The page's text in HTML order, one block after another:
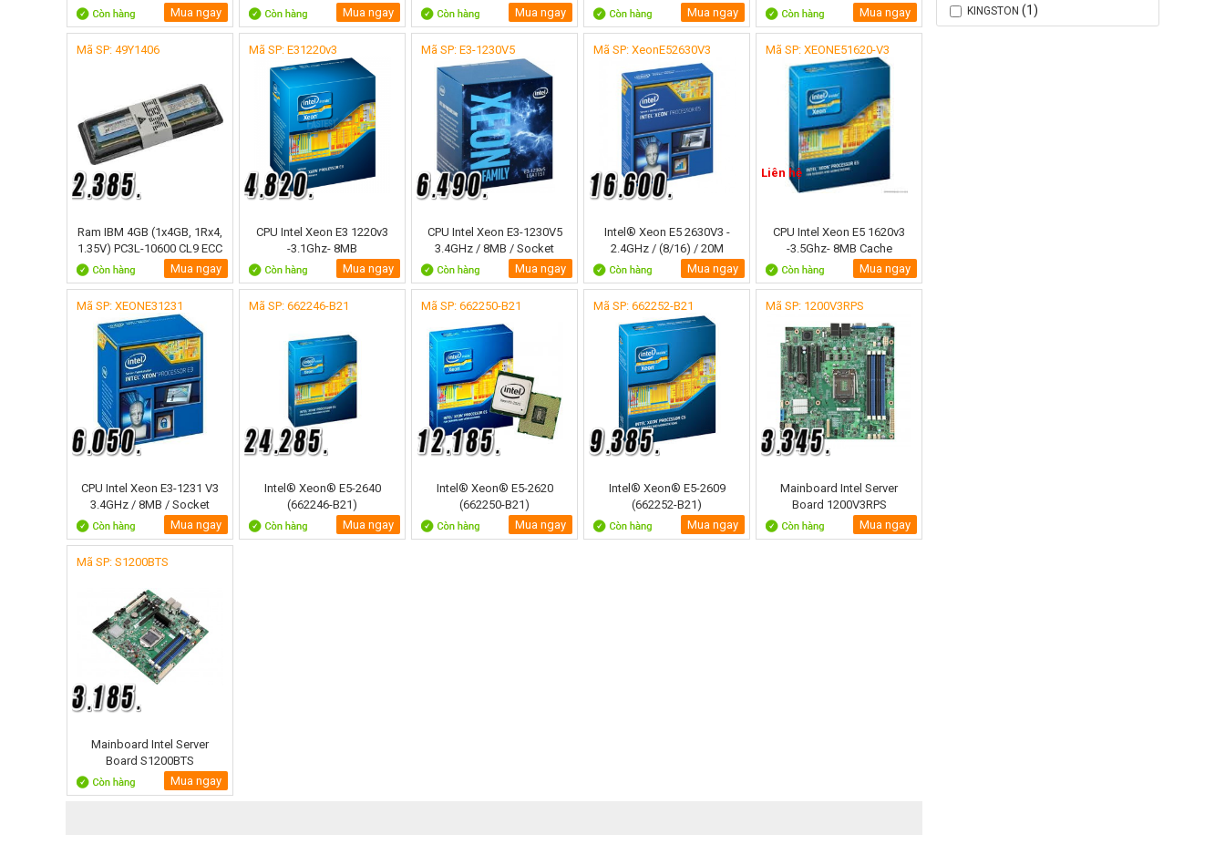
Mua ngay
Mua ngay
1600) Mua ngay
1600) Mua ngay
90Y3109Mua ngay
Mã SP: 49Y1406
Ram IBM 4GB (1x4GB, 1Rx4,
1.35V) PC3L-10600 CL9 ECC
- 49Y1406Mua ngay
Mã SP: E31220v3
CPU Intel Xeon E3 1220v3
-3.1Ghz- 8MB
Cache,Haswel sk 1150
Mua ngay
Mã SP: E3-1230V5
CPU Intel Xeon E3-1230V5
3.4GHz / 8MB / Socket
1151 (Skylake)Mua ngay
Mã SP: XeonE52630V3
Intel® Xeon E5 2630V3 -
2.4GHz / (8/16) / 20M
Cache / NONE GPU / Socket
2011-3 (chưa quạt)
Mua ngay
Mã SP: XEONE51620-V3
Liên hệ
CPU Intel Xeon E5 1620v3
-3.5Ghz- 8MB Cache
Mua ngay
Mã SP: XEONE31231
CPU Intel Xeon E3-1231 V3
3.4GHz / 8MB / Socket
1150 (Haswell)Mua ngay
Mã SP: 662246-B21
Intel® Xeon® E5-2640
(662246-B21)
Mua ngay
Mã SP: 662250-B21
Intel® Xeon® E5-2620
(662250-B21)
Mua ngay
Mã SP: 662252-B21
Intel® Xeon® E5-2609
(662252-B21)
Mua ngay
Mã SP: 1200V3RPS
Mainboard Intel Server
Board 1200V3RPS
Mua ngay
Mã SP: S1200BTS
Mainboard Intel Server
Board S1200BTS
Mua ngay
KINGSTON (1)